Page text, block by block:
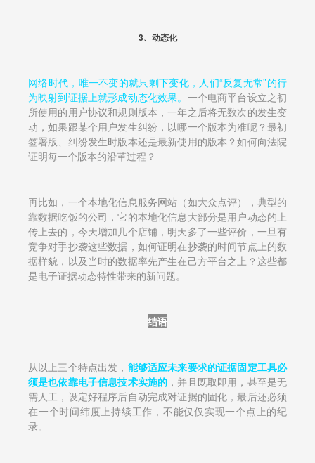
3、动态化
网络时代，唯一不变的就只剩下变化，人们“反复无常”的行
为映射到证据上就形成动态化效果。 一个电商平台设立之初
所使用的用户协议和规则版本，一年之后将无数次的发生变
动，如果跟某个用户发生纠纷，以哪一个版本为准呢？最初
签署版、纠纷发生时版本还是最新使用的版本？如何向法院
证明每一个版本的沿革过程？
再比如，一个本地化信息服务网站（如大众点评），典型的
靠数据吃饭的公司，它的本地化信息大部分是用户动态的上
传上去的，今天增加几个店铺，明天多了一些评价，一旦有
竞争对手抄袭这些数据，如何证明在抄袭的时间节点上的数
据样貌，以及当时的数据率先产生在己方平台之上？这些都
是电子证据动态特性带来的新问题。
结语
从以上三个特点出发， 能够适应未来要求的证据固定工具必
须是也依靠电子信息技术实施的 ，并且既取即用，甚至是无
需人工，设定好程序后自动完成对证据的固化，最后还必须
在一个时间纬度上持续工作，不能仅仅实现一个点上的纪
录。